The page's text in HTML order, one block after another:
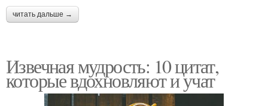
читать дальше →
Извечная мудрость: 10 цитат,
которые вдохновляют и учат